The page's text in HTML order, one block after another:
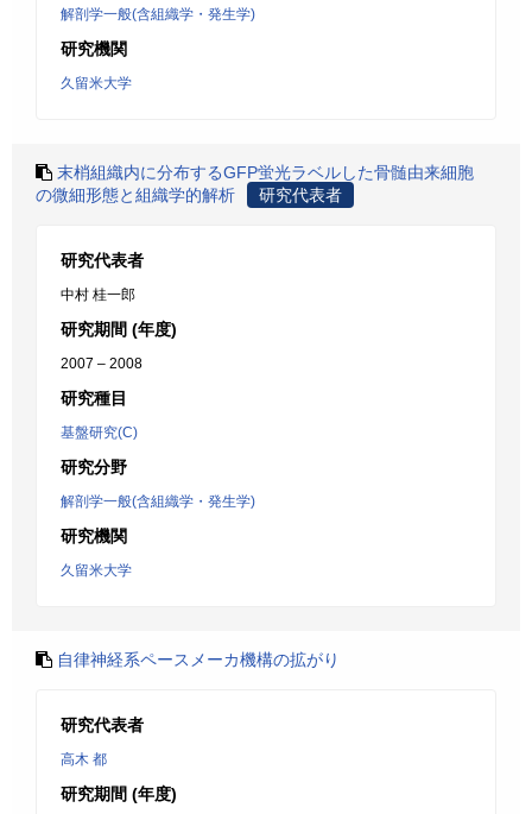
解剖学一般(含組織学・発生学)
研究機関
久留米大学
末梢組織内に分布するGFP蛍光ラベルした骨髄由来細胞
の微細形態と組織学的解析
研究代表者
研究代表者
中村 桂一郎
研究期間 (年度)
2007 – 2008
研究種目
基盤研究(C)
研究分野
解剖学一般(含組織学・発生学)
研究機関
久留米大学
自律神経系ペースメーカ機構の拡がり
研究代表者
高木 都
研究期間 (年度)